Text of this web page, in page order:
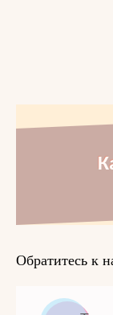
Обратитесь к